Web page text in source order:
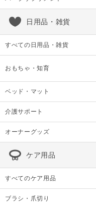
日用品・雑貨
すべての日用品・雑貨
おもちゃ・知育
ベッド・マット
介護サポート
オーナーグッズ
ケア用品
すべてのケア用品
ブラシ・爪切り